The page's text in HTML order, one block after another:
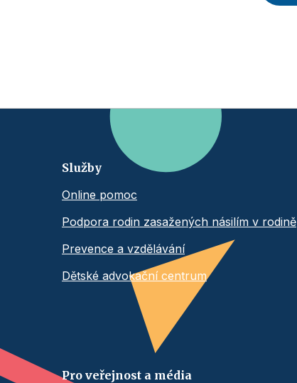
Služby
Online pomoc
Podpora rodin zasažených násilím v rodině
Prevence a vzdělávání
Dětské advokační centrum
Pro veřejnost a média